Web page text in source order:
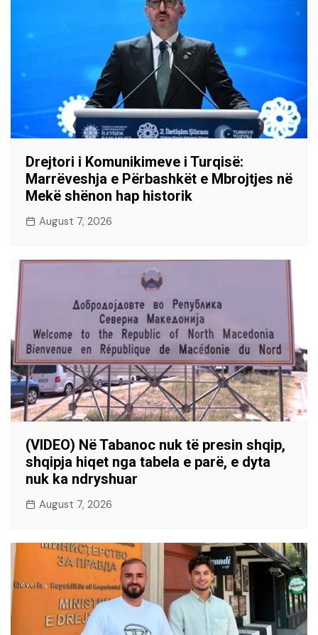
Drejtori i Komunikimeve i Turqisë:
Marrëveshja e Përbashkët e Mbrojtjes në
Mekë shënon hap historik
August 7, 2026
(VIDEO) Në Tabanoc nuk të presin shqip,
shqipja hiqet nga tabela e parë, e dyta
nuk ka ndryshuar
August 7, 2026